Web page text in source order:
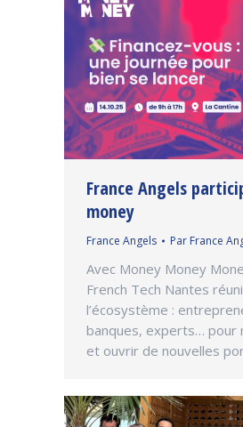
France Angels
money
France Angels Par France
Avec Money Money
French Tech Nantes
l’écosystème :
banques, experts… pour
et ouvrir de nouvelles